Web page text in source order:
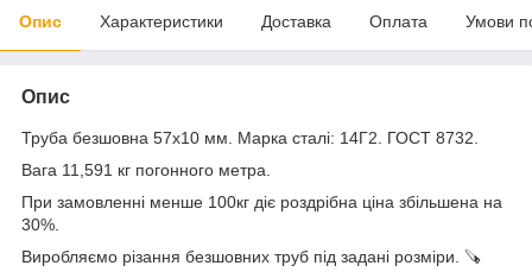
Опис Характеристики Доставка Оплата Умови
Опис
Труба безшовна 57x10 мм. Марка сталі: 14Г2. ГОСТ 8732.
Вага 11,591 кг погонного метра.
При замовленні менше 100кг діє роздрібна ціна збільшена на
30%.
Виробляємо різання безшовних труб під задані розміри. 🪚